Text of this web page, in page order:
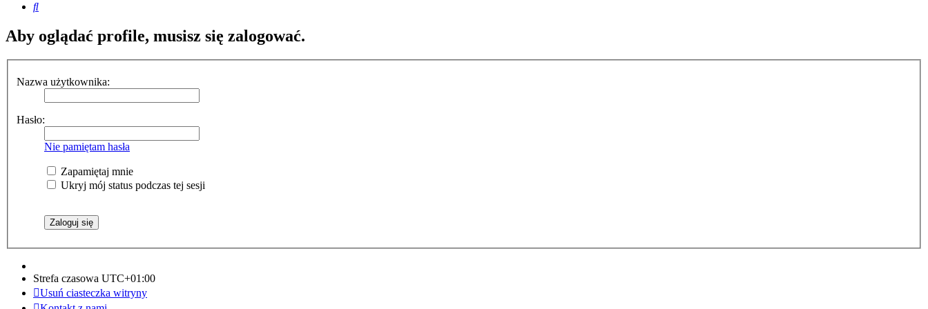
Szukaj
Aby oglądać profile, musisz się zalogować.
Nazwa użytkownika:
Hasło:
Nie pamiętam hasła
Zapamiętaj mnie
Ukryj mój status podczas tej sesji
Strefa czasowa UTC+01:00
Usuń ciasteczka witryny